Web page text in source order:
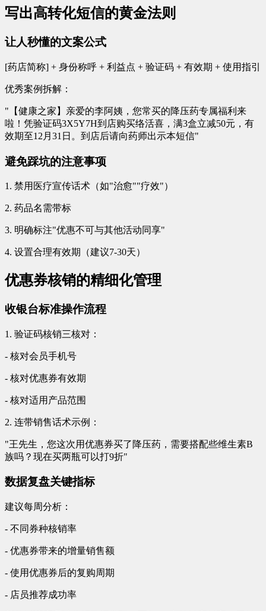
写出高转化短信的黄金法则
让人秒懂的文案公式
[药店简称] + 身份称呼 + 利益点 + 验证码 + 有效期 + 使用指引
优秀案例拆解：
"【健康之家】亲爱的李阿姨，您常买的降压药专属福利来
啦！凭验证码3X5Y7H到店购买络活喜，满3盒立减50元，有
效期至12月31日。到店后请向药师出示本短信"
避免踩坑的注意事项
1. 禁用医疗宣传话术（如"治愈""疗效"）
2. 药品名需带标
3. 明确标注"优惠不可与其他活动同享"
4. 设置合理有效期（建议7-30天）
优惠券核销的精细化管理
收银台标准操作流程
1. 验证码核销三核对：
- 核对会员手机号
- 核对优惠券有效期
- 核对适用产品范围
2. 连带销售话术示例：
"王先生，您这次用优惠券买了降压药，需要搭配些维生素B
族吗？现在买两瓶可以打9折"
数据复盘关键指标
建议每周分析：
- 不同券种核销率
- 优惠券带来的增量销售额
- 使用优惠券后的复购周期
- 店员推荐成功率